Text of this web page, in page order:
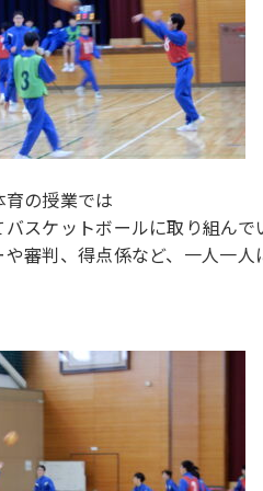
育の授業では
スケットボールに取り組んで
審判、得点係など、一人一人